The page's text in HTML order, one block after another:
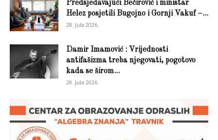
Predsjedavajući Bečirović i ministar
Helez posjetili Bugojno i Gornji Vakuf –...
28. Jula 2026.
Damir Imamović : Vrijednosti
antifašizma treba njegovati, pogotovo
kada se širom...
28. Jula 2026.